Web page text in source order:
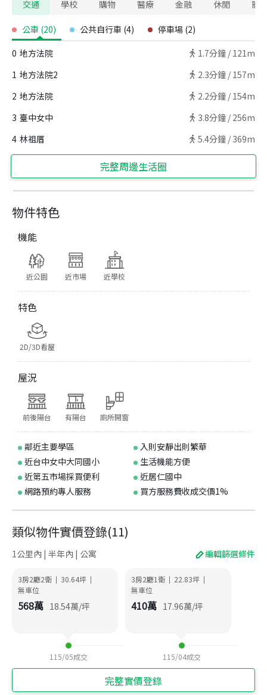
物件特色
機能
近公園 近市場 近學校
特色
2D/3D看屋
屋況
前後陽台 有陽台 廁所開窗
鄰近主要學區
入則安靜出則繁華
近台中女中大同國小
生活機能方便
近第五市場採買便利
近居仁國中
網路預約專人服務
買方服務費收成交價1%
交通 學校 購物 醫療 金融 休閒 寵
公車 (20) 公共自行車 (4) 停車場 (2)
0 地方法院 1.7分鐘 / 121m
1 地方法院2 2.3分鐘 / 157m
2 地方法院 2.2分鐘 / 154m
3 臺中女中 3.8分鐘 / 256m
4 林祖厝 5.4分鐘 / 369m
完整周邊生活圈
類似物件實價登錄(11)
1公里內 | 半年內 | 公寓 編輯篩選條件
3房2廳2衛 | 30.64坪 |
無車位
568萬 18.54萬/坪
115/05成交
3房2廳1衛 | 22.83坪 |
無車位
410萬 17.96萬/坪
115/04成交
完整實價登錄